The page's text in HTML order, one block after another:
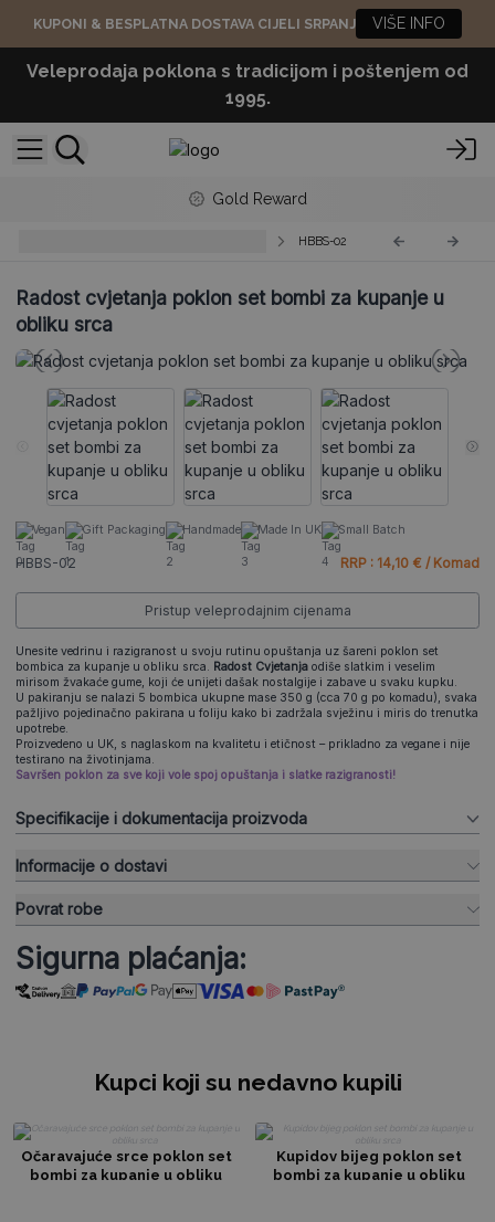
KUPONI & BESPLATNA DOSTAVA CIJELI SRPANJ VIŠE INFO
Veleprodaja poklona s tradicijom i poštenjem od
1995.
Gold Reward
HBBS-02
Radost cvjetanja poklon set bombi za kupanje u
obliku srca
Vegan Gift Packaging Handmade Made In UK Small Batch
HBBS-02 RRP : 14,10 € / Komad
Pristup veleprodajnim cijenama
Unesite vedrinu i razigranost u svoju rutinu opuštanja uz šareni poklon set
bombica za kupanje u obliku srca. Radost Cvjetanja odiše slatkim i veselim
mirisom žvakaće gume, koji će unijeti dašak nostalgije i zabave u svaku kupku.
U pakiranju se nalazi 5 bombica ukupne mase 350 g (cca 70 g po komadu), svaka
pažljivo pojedinačno pakirana u foliju kako bi zadržala svježinu i miris do trenutka
upotrebe.
Proizvedeno u UK, s naglaskom na kvalitetu i etičnost – prikladno za vegane i nije
testirano na životinjama.
Savršen poklon za sve koji vole spoj opuštanja i slatke razigranosti!
Specifikacije i dokumentacija proizvoda
Informacije o dostavi
Povrat robe
Sigurna plaćanja:
Kupci koji su nedavno kupili
Očaravajuće srce poklon set
bombi za kupanje u obliku
Kupidov bijeg poklon set
bombi za kupanje u obliku